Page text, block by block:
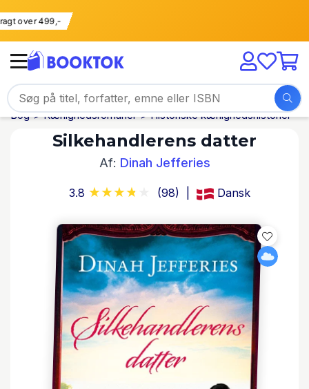
fragt over 499,-
Bog Kærlighedsromaner Historiske kærlighedshistorier
Silkehandlerens datter
Af: Dinah Jefferies
3.8 (98) Dansk